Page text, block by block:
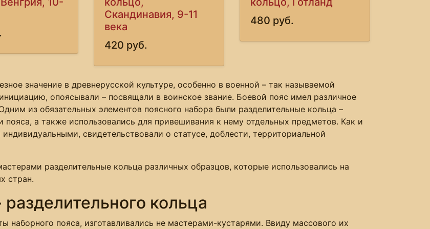
Скандинавия, 9-11
века
420 руб.
480 руб.
значение в древнерусской культуре, особенно в военной – так называемой
опоясывали – посвящали в воинское звание. Боевой пояс имел различное
из обязательных элементов поясного набора были разделительные кольца –
а также использовались для привешивания к нему отдельных предметов. Как и
свидетельствовали о статусе, доблести, территориальной
разделительные кольца различных образцов, которые использовались на
стран.
кольца
наборного пояса, изготавливались не мастерами-кустарями. Ввиду массового их